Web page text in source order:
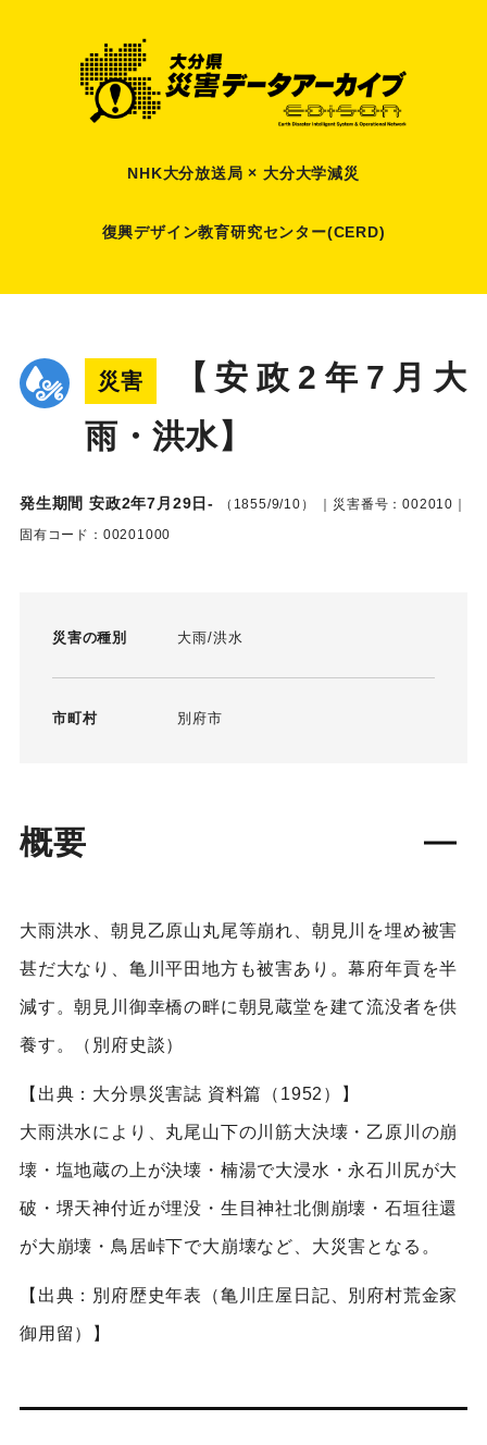
NHK大分放送局 × 大分大学減災
復興デザイン教育研究センター(CERD)
災害
【安政2年7月大
雨・洪水】
発生期間 安政2年7月29日- （1855/9/10）
｜災害番号：002010｜
固有コード：00201000
災害の種別 大雨 洪水
市町村 別府市
概要
大雨洪水、朝見乙原山丸尾等崩れ、朝見川を埋め被害
甚だ大なり、亀川平田地方も被害あり。幕府年貢を半
減す。朝見川御幸橋の畔に朝見蔵堂を建て流没者を供
養す。（別府史談）
【出典：大分県災害誌 資料篇（1952）】
大雨洪水により、丸尾山下の川筋大決壊・乙原川の崩
壊・塩地蔵の上が決壊・楠湯で大浸水・永石川尻が大
破・堺天神付近が埋没・生目神社北側崩壊・石垣往還
が大崩壊・鳥居峠下で大崩壊など、大災害となる。
【出典：別府歴史年表（亀川庄屋日記、別府村荒金家
御用留）】